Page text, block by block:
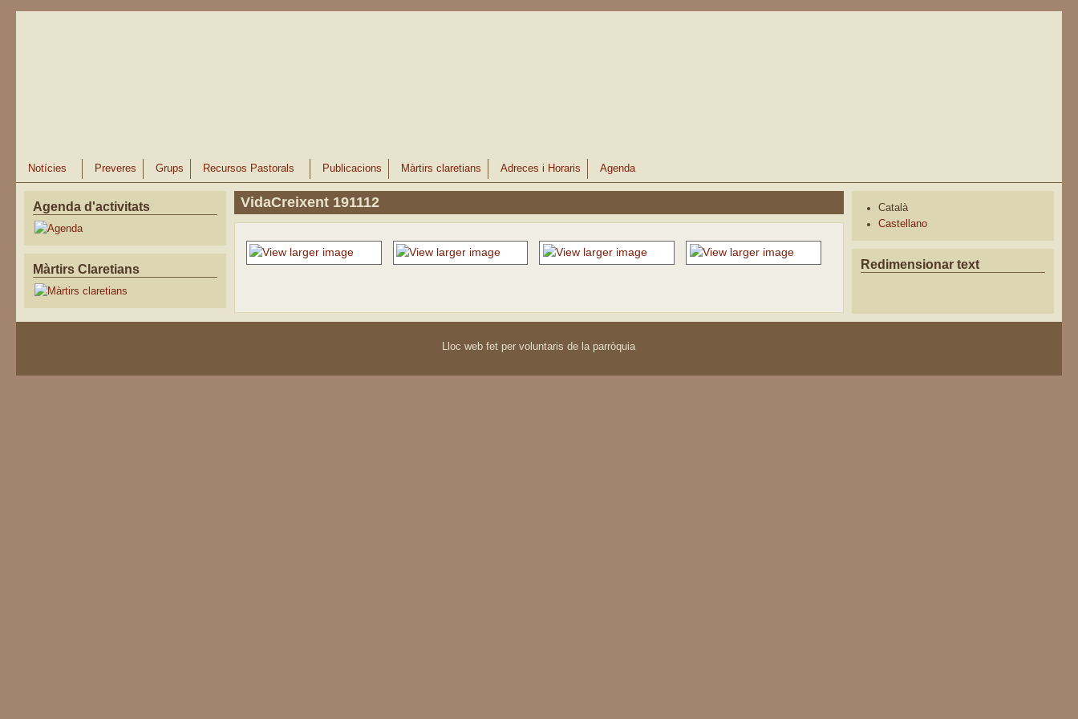
Notícies Preveres Grups Recursos Pastorals Publicacions Màrtirs claretians Adreces i Horaris Agenda
Agenda d'activitats
Màrtirs Claretians
VidaCreixent 191112
Català
Castellano
Redimensionar text
Lloc web fet per voluntaris de la parròquia